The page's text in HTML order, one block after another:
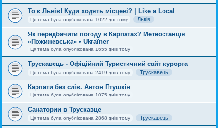
То є Львів! Куди ходять місцеві? | Like a Local
Ця тема була опублікована 1022 дні тому Львів
Як передбачити погоду в Карпатах? Метеостанція
«Пожижевська» • Ukraïner
Ця тема була опублікована 1655 днів тому
Трускавець - Офіційний Туристичний сайт курорта
Ця тема була опублікована 2419 днів тому Трускавець
Карпати без слів. Антон Птушкін
Ця тема була опублікована 1075 днів тому
Санатории в Трускавце
Ця тема була опублікована 2868 днів тому Трускавець